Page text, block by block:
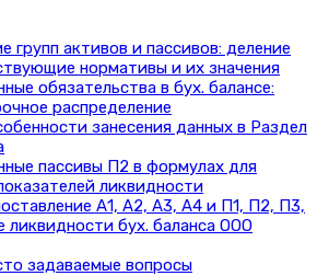
групп активов и пассивов: деление
нормативы и их значения
обязательства в бух. балансе:
распределение
занесения данных в Раздел
пассивы П2 в формулах для
ликвидности
А1, А2, А3, А4 и П1, П2, П3,
ликвидности бух. баланса ООО
задаваемые вопросы